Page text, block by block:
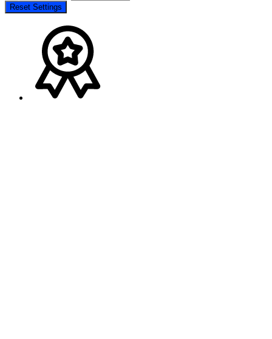
Reset Settings